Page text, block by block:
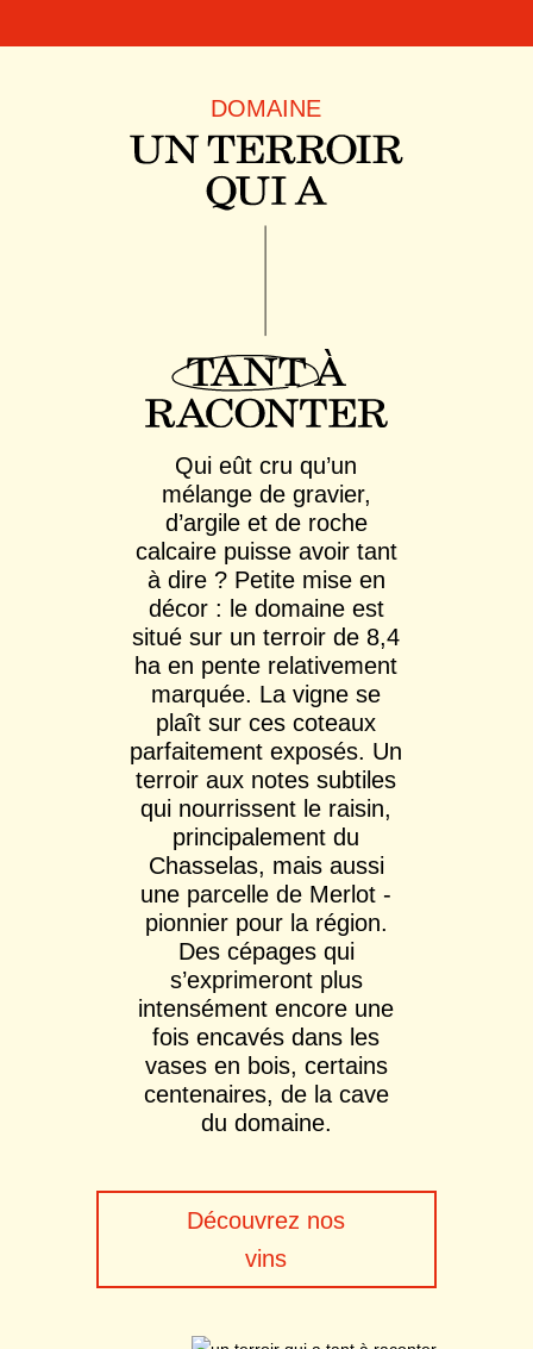
DOMAINE
Qui eût cru qu’un
mélange de gravier,
d’argile et de roche
calcaire puisse avoir tant
à dire ? Petite mise en
décor : le domaine est
situé sur un terroir de 8,4
ha en pente relativement
marquée. La vigne se
plaît sur ces coteaux
parfaitement exposés. Un
terroir aux notes subtiles
qui nourrissent le raisin,
principalement du
Chasselas, mais aussi
une parcelle de Merlot -
pionnier pour la région.
Des cépages qui
s’exprimeront plus
intensément encore une
fois encavés dans les
vases en bois, certains
centenaires, de la cave
du domaine.
Découvrez nos
vins